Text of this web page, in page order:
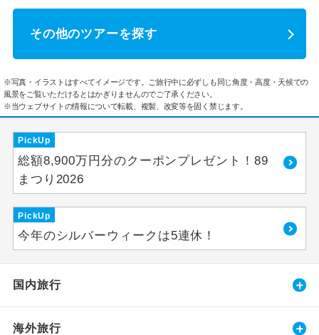
その他のツアーを探す
※写真・イラストはすべてイメージです。ご旅行中に必ずしも同じ角度・高度・天候での
風景をご覧いただけるとはかぎりませんのでご了承ください。
※当ウェブサイトの情報について転載、複製、改変等を固く禁じます。
PickUp
総額8,900万円分のクーポンプレゼント！89
まつり2026
PickUp
今年のシルバーウィークは5連休！
国内旅行
海外旅行